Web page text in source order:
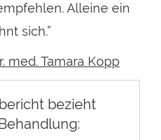
Alleine ein
sich.”
med. Tamara Kopp
bezieht